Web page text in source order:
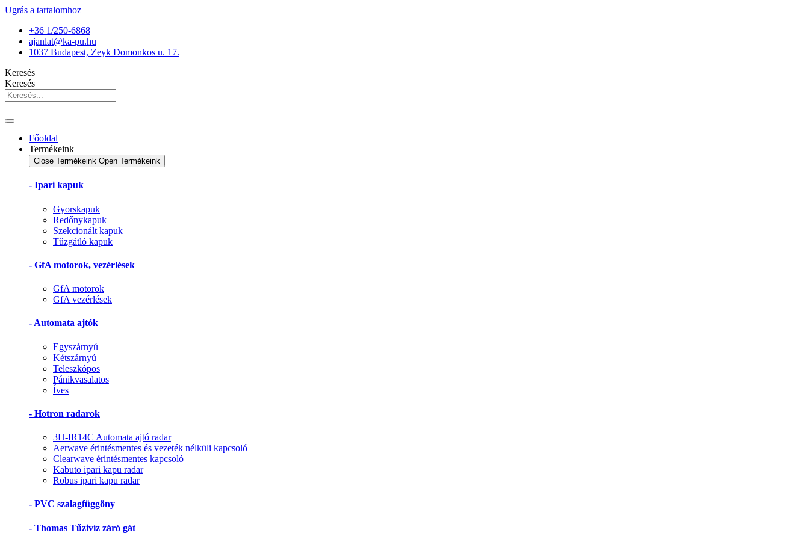
Ugrás a tartalomhoz
+36 1/250-6868
ajanlat@ka-pu.hu
1037 Budapest, Zeyk Domonkos u. 17.
Keresés
Keresés
Főoldal
Termékeink
Close Termékeink Open Termékeink
- Ipari kapuk
Gyorskapuk
Redőnykapuk
Szekcionált kapuk
Tűzgátló kapuk
- GfA motorok, vezérlések
GfA motorok
GfA vezérlések
- Automata ajtók
Egyszárnyú
Kétszárnyú
Teleszkópos
Pánikvasalatos
Íves
- Hotron radarok
3H-IR14C Automata ajtó radar
Aerwave érintésmentes és vezeték nélküli kapcsoló
Clearwave érintésmentes kapcsoló
Kabuto ipari kapu radar
Robus ipari kapu radar
- PVC szalagfüggöny
- Thomas Tűzivíz záró gát